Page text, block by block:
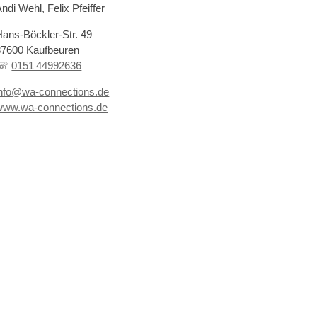
Wehl, Felix Pfeiffer
Böckler-Str. 49
Kaufbeuren
0151 44992636
connections.de
connections.de